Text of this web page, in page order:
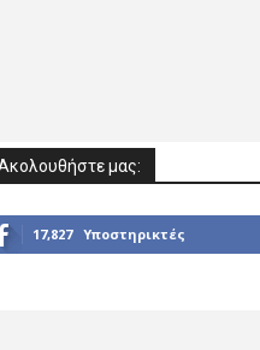
μας:
17,827 Υποστηρικτές